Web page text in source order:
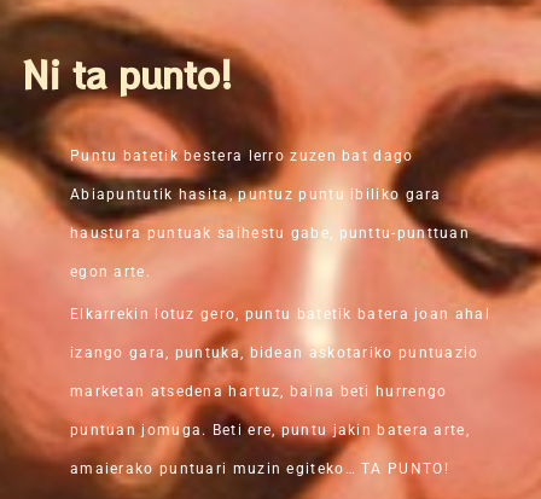
Ni ta punto!
Puntu batetik bestera lerro zuzen bat dago
Abiapuntutik hasita, puntuz puntu ibiliko gara
haustura puntuak saihestu gabe, punttu-punttuan
egon arte.
Elkarrekin lotuz gero, puntu batetik batera joan ahal
izango gara, puntuka, bidean askotariko puntuazio
marketan atsedena hartuz, baina beti hurrengo
puntuan jomuga. Beti ere, puntu jakin batera arte,
amaierako puntuari muzin egiteko… TA PUNTO!